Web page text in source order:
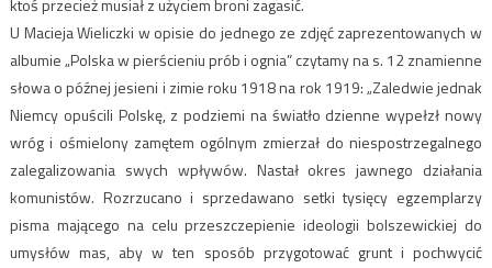
ktoś przecież musiał z użyciem broni zagasić.
U Macieja Wieliczki w opisie do jednego ze zdjęć zaprezentowanych w
albumie „Polska w pierścieniu prób i ognia” czytamy na s. 12 znamienne
słowa o późnej jesieni i zimie roku 1918 na rok 1919: „Zaledwie jednak
Niemcy opuścili Polskę, z podziemi na światło dzienne wypełzł nowy
wróg i ośmielony zamętem ogólnym zmierzał do niespostrzegalnego
zalegalizowania swych wpływów. Nastał okres jawnego działania
komunistów. Rozrzucano i sprzedawano setki tysięcy egzemplarzy
pisma mającego na celu przeszczepienie ideologii bolszewickiej do
umysłów mas, aby w ten sposób przygotować grunt i pochwycić